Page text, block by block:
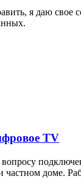
я даю свое
TV
частном доме.